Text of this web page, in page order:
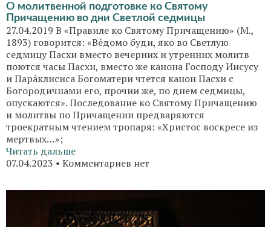
О молитвенной подготовке ко Святому
Причащению во дни Светлой седмицы
27.04.2019 В «Правиле ко Святому Причащению» (М.,
1893) говорится: «Ве́домо буди, яко во Светлую
седмицу Пасхи вместо вечерних и утренних молитв
поются часы Пасхи, вместо же канона Господу Иисусу
и Пара́клисиса Богоматери чтется канон Пасхи с
Богородичнами его, прочии же, по днем седмицы,
опускаются». Последование ко Святому Причащению
и молитвы по Причащении предваряются
троекратным чтением тропаря: «Христос воскресе из
мертвых…»;
Читать дальше
07.04.2023
Комментариев нет